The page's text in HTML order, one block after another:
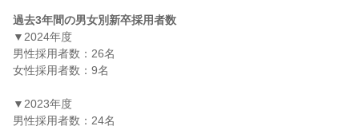
過去3年間の男女別新卒採用者数
▼2024年度
男性採用者数：26名
女性採用者数：9名
▼2023年度
男性採用者数：24名